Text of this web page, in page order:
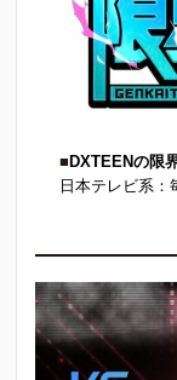
■ DXTEENの限
日本テレビ系：